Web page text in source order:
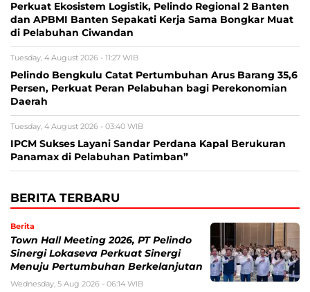
Perkuat Ekosistem Logistik, Pelindo Regional 2 Banten
dan APBMI Banten Sepakati Kerja Sama Bongkar Muat
di Pelabuhan Ciwandan
Tuesday, 4 August 2026 - 11:27 WIB
Pelindo Bengkulu Catat Pertumbuhan Arus Barang 35,6
Persen, Perkuat Peran Pelabuhan bagi Perekonomian
Daerah
Tuesday, 4 August 2026 - 03:40 WIB
IPCM Sukses Layani Sandar Perdana Kapal Berukuran
Panamax di Pelabuhan Patimban”
BERITA TERBARU
Berita
Town Hall Meeting 2026, PT Pelindo
Sinergi Lokaseva Perkuat Sinergi
Menuju Pertumbuhan Berkelanjutan
Wednesday, 5 Aug 2026 - 06:14 WIB